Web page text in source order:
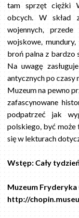
tam sprzęt ciężki
obcych. W skład
wojennych,
wojskowe,
broń palna z bardzo
Na uwagę
antycznych po czasy
Muzeum na pewno
zafascynowane
podpatrzeć jak
polskiego, być
się w lekturach
Wstęp: Cały
Muzeum
http://